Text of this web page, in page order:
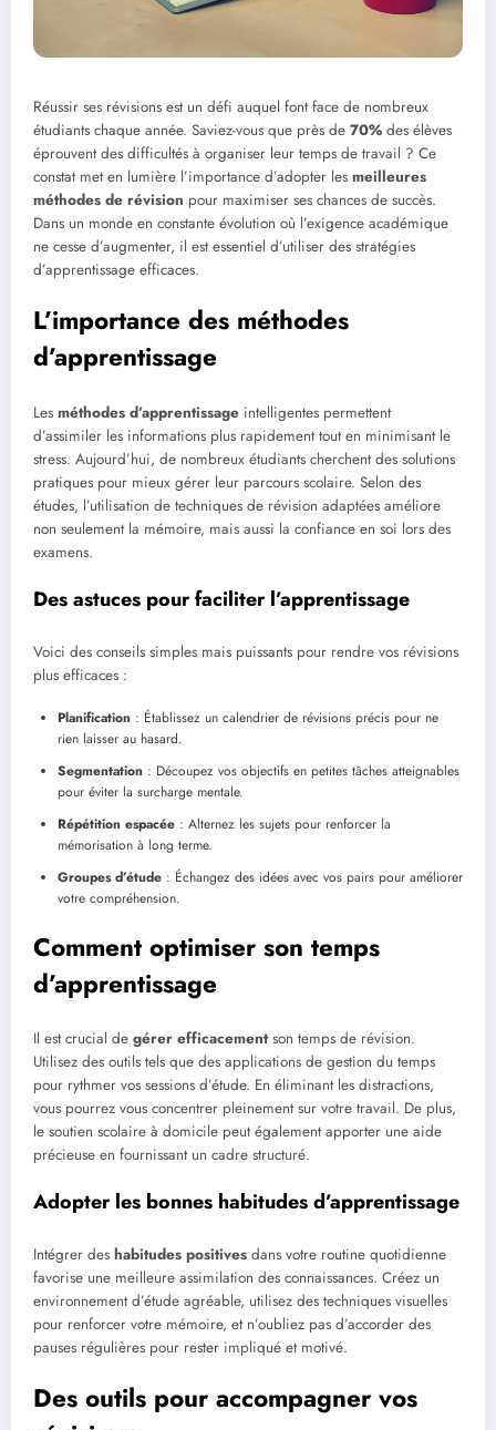
Réussir ses révisions est un défi auquel font face de nombreux
étudiants chaque année. Saviez-vous que près de 70% des élèves
éprouvent des difficultés à organiser leur temps de travail ? Ce
constat met en lumière l’importance d’adopter les meilleures
méthodes de révision pour maximiser ses chances de succès.
Dans un monde en constante évolution où l’exigence académique
ne cesse d’augmenter, il est essentiel d’utiliser des stratégies
d’apprentissage efficaces.
L’importance des méthodes
d’apprentissage
Les méthodes d’apprentissage intelligentes permettent
d’assimiler les informations plus rapidement tout en minimisant le
stress. Aujourd’hui, de nombreux étudiants cherchent des solutions
pratiques pour mieux gérer leur parcours scolaire. Selon des
études, l’utilisation de techniques de révision adaptées améliore
non seulement la mémoire, mais aussi la confiance en soi lors des
examens.
Des astuces pour faciliter l’apprentissage
Voici des conseils simples mais puissants pour rendre vos révisions
plus efficaces :
Planification : Établissez un calendrier de révisions précis pour ne
rien laisser au hasard.
Segmentation : Découpez vos objectifs en petites tâches atteignables
pour éviter la surcharge mentale.
Répétition espacée : Alternez les sujets pour renforcer la
mémorisation à long terme.
Groupes d’étude : Échangez des idées avec vos pairs pour améliorer
votre compréhension.
Comment optimiser son temps
d’apprentissage
Il est crucial de gérer efficacementson temps de révision.
Utilisez des outils tels que des applications de gestion du temps
pour rythmer vos sessions d’étude. En éliminant les distractions,
vous pourrez vous concentrer pleinement sur votre travail. De plus,
le soutien scolaire à domicile peut également apporter une aide
précieuse en fournissant un cadre structuré.
Adopter les bonnes habitudes d’apprentissage
Intégrer des habitudes positives dans votre routine quotidienne
favorise une meilleure assimilation des connaissances. Créez un
environnement d’étude agréable, utilisez des techniques visuelles
pour renforcer votre mémoire, et n’oubliez pas d’accorder des
pauses régulières pour rester impliqué et motivé.
Des outils pour accompagner vos